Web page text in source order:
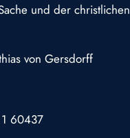
und der christlichen
von Gersdorff
60437